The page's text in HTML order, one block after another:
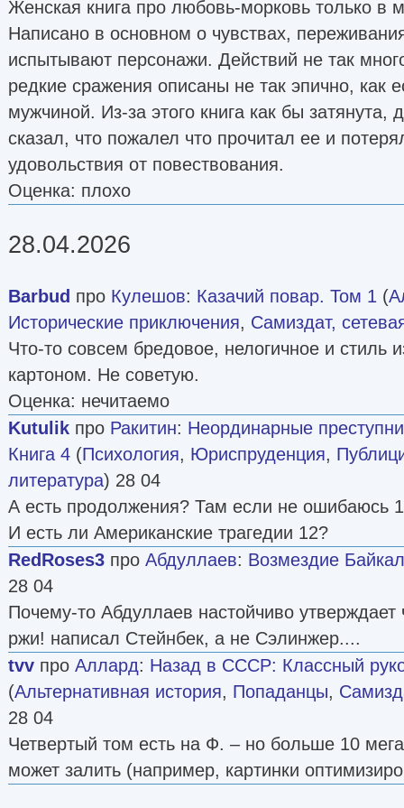
Женская книга про любовь-морковь только в
Написано в основном о чувствах,
испытывают персонажи. Действий не так
редкие сражения описаны не так эпично, как
мужчиной. Из-за этого книга как бы
сказал, что пожалел что прочитал ее и
удовольствия от повествования.
Оценка: плохо
28.04.2026
Barbud про Кулешов: Казачий повар. Том 1 (
Исторические приключения, Самиздат,
Что-то совсем бредовое, нелогичное и стиль
картоном. Не советую.
Оценка: нечитаемо
Kutulik про Ракитин: Неординарные
Книга 4 (Психология, Юриспруденция,
литература) 28 04
А есть продолжения? Там если не ошибаюсь
И есть ли Американские трагедии 12?
RedRoses3 про Абдуллаев: Возмездие
28 04
Почему-то Абдуллаев настойчиво
ржи! написал Стейнбек, а не Сэлинжер....
tvv про Аллард: Назад в СССР: Классный
(Альтернативная история, Попаданцы,
28 04
Четвертый том есть на Ф. – но больше 10
может залить (например, картинки